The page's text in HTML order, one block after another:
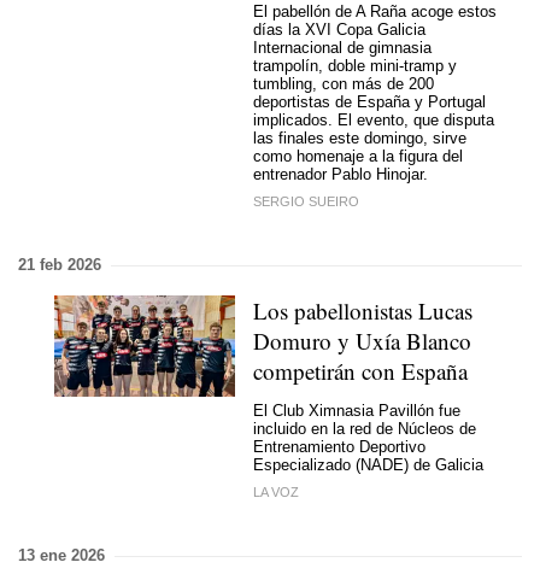
El pabellón de A Raña acoge estos
días la XVI Copa Galicia
Internacional de gimnasia
trampolín, doble mini-tramp y
tumbling, con más de 200
deportistas de España y Portugal
implicados. El evento, que disputa
las finales este domingo, sirve
como homenaje a la figura del
entrenador Pablo Hinojar.
SERGIO SUEIRO
21 feb 2026
Los pabellonistas Lucas
Domuro y Uxía Blanco
competirán con España
El Club Ximnasia Pavillón fue
incluido en la red de Núcleos de
Entrenamiento Deportivo
Especializado (NADE) de Galicia
LA VOZ
13 ene 2026